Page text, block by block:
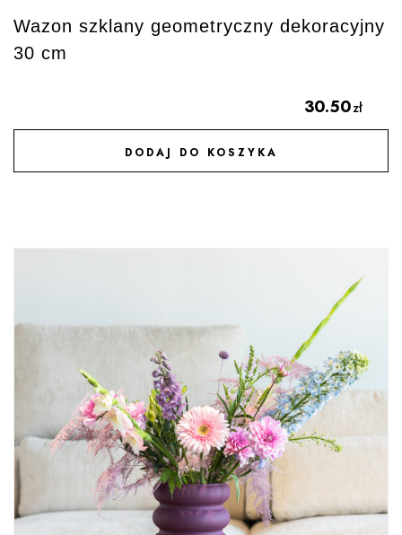
Wazon szklany geometryczny dekoracyjny
30 cm
30.50zł
DODAJ DO KOSZYKA
DODAJ DO ULUBIONYCH